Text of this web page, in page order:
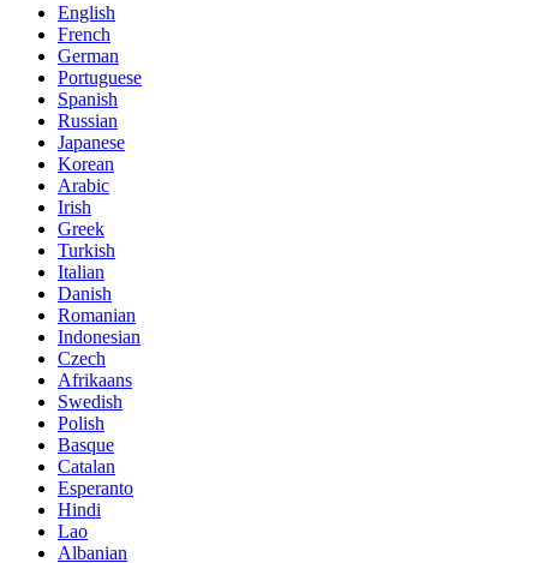
English
French
German
Portuguese
Spanish
Russian
Japanese
Korean
Arabic
Irish
Greek
Turkish
Italian
Danish
Romanian
Indonesian
Czech
Afrikaans
Swedish
Polish
Basque
Catalan
Esperanto
Hindi
Lao
Albanian